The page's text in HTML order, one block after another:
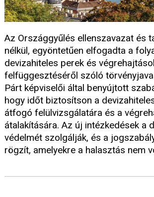
Az Országgyűlés ellenszavazat és
nélkül, egyöntetűen elfogadta a
devizahiteles perek és
felfüggesztéséről szóló
Párt képviselői által benyújtott
hogy időt biztosítson a
átfogó felülvizsgálatára és a
átalakítására. Az új intézkedések a
védelmét szolgálják, és a
rögzít, amelyekre a halasztás nem